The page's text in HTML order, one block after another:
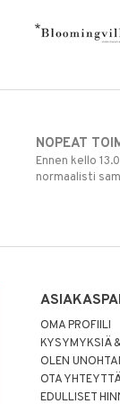
NOPEAT
Ennen kello
normaalisti
OMA PROFIILI
KYSYMYKSIÄ
OLEN
OTA
EDULLISET